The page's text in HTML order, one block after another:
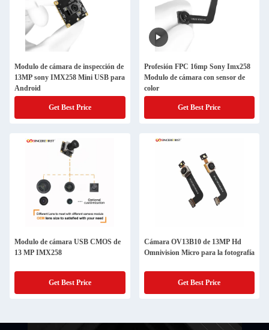
Modulo de cámara de inspección de
13MP sony IMX258 Mini USB para
Android
Get Best Price
Profesión FPC 16mp Sony Imx258
Modulo de cámara con sensor de
color
Get Best Price
Modulo de cámara USB CMOS de
13 MP IMX258
Get Best Price
Cámara OV13B10 de 13MP Hd
Omnivision Micro para la fotografía
Get Best Price